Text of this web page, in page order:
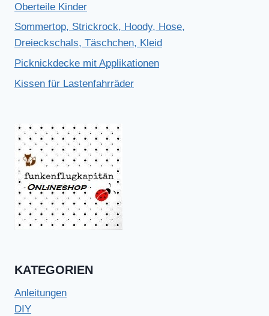
Oberteile Kinder
Sommertop, Strickrock, Hoody, Hose,
Dreieckschals, Täschchen, Kleid
Picknickdecke mit Applikationen
Kissen für Lastenfahrräder
KATEGORIEN
Anleitungen
DIY